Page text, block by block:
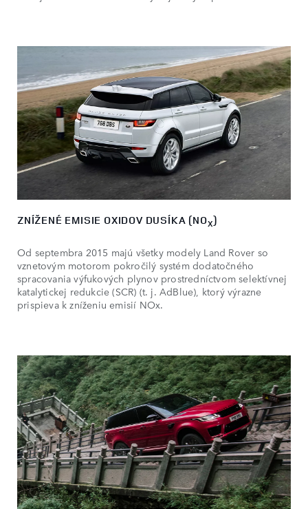
ZNÍŽENÉ EMISIE OXIDOV DUSÍKA (NOX)
Od septembra 2015 majú všetky modely Land Rover so
vznetovým motorom pokročilý systém dodatočného
spracovania výfukových plynov prostredníctvom selektívnej
katalytickej redukcie (SCR) (t. j. AdBlue), ktorý výrazne
prispieva k zníženiu emisií NOx.